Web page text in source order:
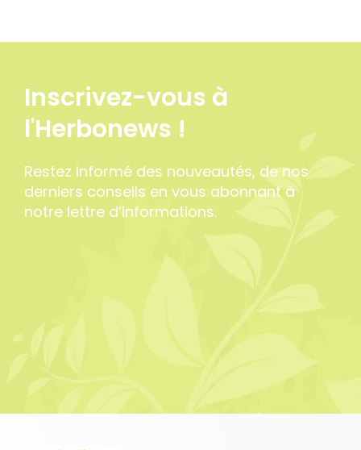
Inscrivez-vous à
l'Herbonews !
Restez informé des nouveautés, de nos
derniers conseils en vous abonnant à
notre lettre d’informations.